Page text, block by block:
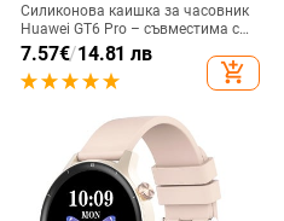
Силиконова каишка за часовник
Huawei GT6 Pro – съвместима с
Huawei Watch GT6 Pro, 15 g,
щифтово закопчаване, пусната
през 2025 г.
7.57€/14.81 лв
add_shopping_cart